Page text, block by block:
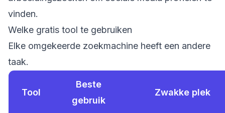
Welke gratis tool te gebruiken
Elke omgekeerde zoekmachine heeft een andere
taak.
Tool
Beste
gebruik
Zwakke plek